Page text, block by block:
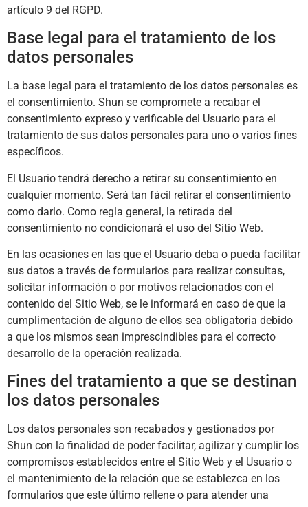
artículo 9 del RGPD.
Base legal para el tratamiento de los
datos personales
La base legal para el tratamiento de los datos personales es
el consentimiento. Shun se compromete a recabar el
consentimiento expreso y verificable del Usuario para el
tratamiento de sus datos personales para uno o varios fines
específicos.
El Usuario tendrá derecho a retirar su consentimiento en
cualquier momento. Será tan fácil retirar el consentimiento
como darlo. Como regla general, la retirada del
consentimiento no condicionará el uso del Sitio Web.
En las ocasiones en las que el Usuario deba o pueda facilitar
sus datos a través de formularios para realizar consultas,
solicitar información o por motivos relacionados con el
contenido del Sitio Web, se le informará en caso de que la
cumplimentación de alguno de ellos sea obligatoria debido
a que los mismos sean imprescindibles para el correcto
desarrollo de la operación realizada.
Fines del tratamiento a que se destinan
los datos personales
Los datos personales son recabados y gestionados por
Shun con la finalidad de poder facilitar, agilizar y cumplir los
compromisos establecidos entre el Sitio Web y el Usuario o
el mantenimiento de la relación que se establezca en los
formularios que este último rellene o para atender una